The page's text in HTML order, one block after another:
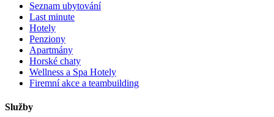
Seznam ubytování
Last minute
Hotely
Penziony
Apartmány
Horské chaty
Wellness a Spa Hotely
Firemní akce a teambuilding
Služby